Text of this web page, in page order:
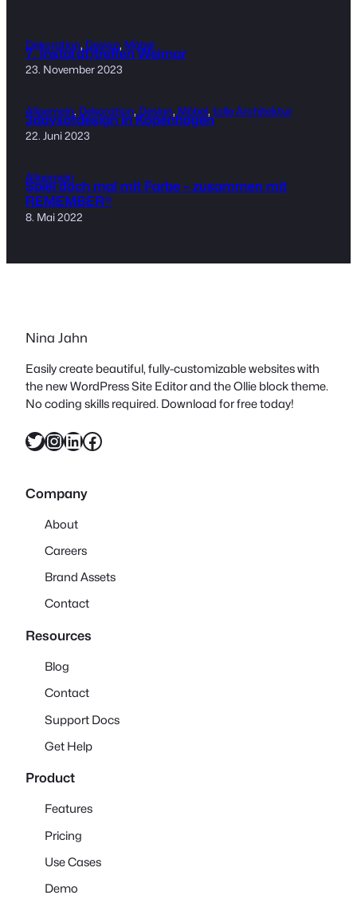
Dekoration, Design, Möbel
7. Insta(dt)treffen Weimar
23. November 2023
Allgemein, Dekoration, Design, Möbel, tolle Architektur
3daysofdesign in Kopenhagen
22. Juni 2023
Allgemein
Spiel doch mal mit Farbe – zusammen mit
REMEMBER®
8. Mai 2022
Nina Jahn
Easily create beautiful, fully-customizable websites with
the new WordPress Site Editor and the Ollie block theme.
No coding skills required. Download for free today!
Twitter InstagramLinkedIn Facebook
Company
About
Careers
Brand Assets
Contact
Resources
Blog
Contact
Support Docs
Get Help
Product
Features
Pricing
Use Cases
Demo